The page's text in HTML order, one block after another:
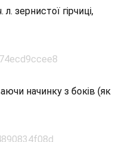
зернистої гірчиці,
начинку з боків (як